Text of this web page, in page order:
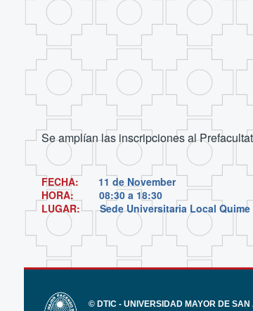
Se amplían las inscripciones al
FECHA: 11 de November
HORA: 08:30 a 18:30
LUGAR:Sede Universitaria Local Quime
© DTIC - UNIVERSIDAD MAYOR DE